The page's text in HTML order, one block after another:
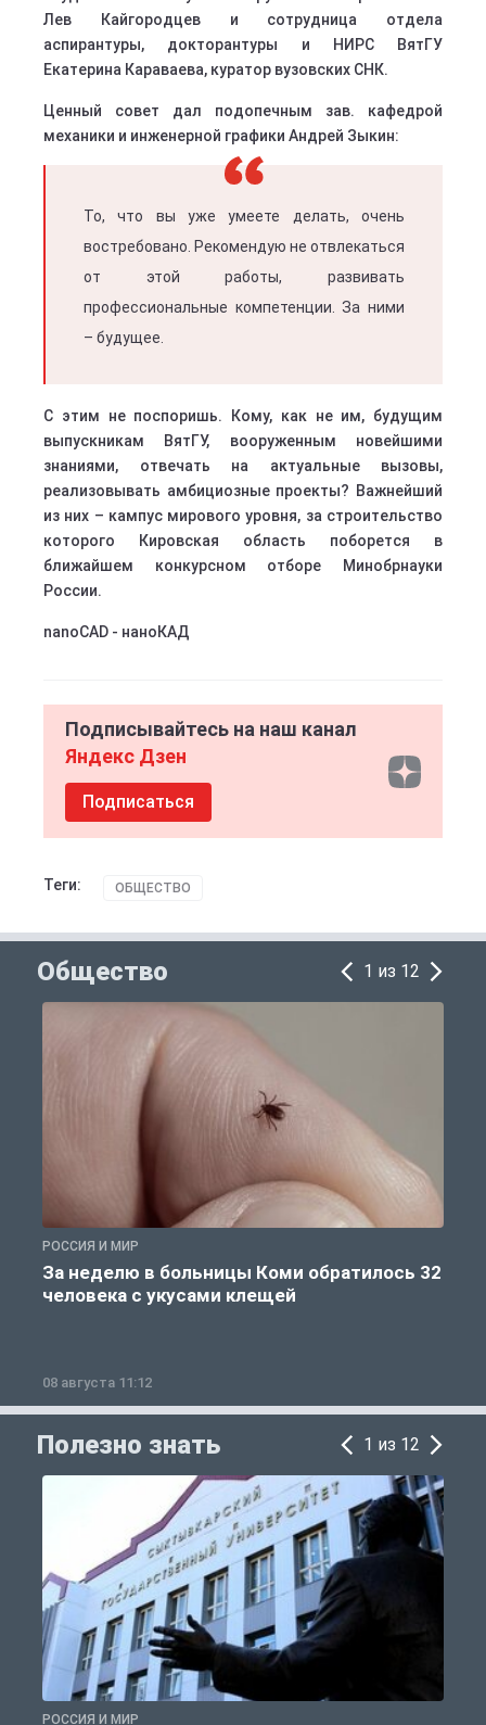
Лев Кайгородцев и сотрудница отдела
аспирантуры, докторантуры и НИРС ВятГУ
Екатерина Караваева, куратор вузовских СНК.
Ценный совет дал подопечным зав. кафедрой
механики и инженерной графики Андрей Зыкин:
То, что вы уже умеете делать, очень
востребовано. Рекомендую не отвлекаться
от этой работы, развивать
профессиональные компетенции. За ними
– будущее.
С этим не поспоришь. Кому, как не им, будущим
выпускникам ВятГУ, вооруженным новейшими
знаниями, отвечать на актуальные вызовы,
реализовывать амбициозные проекты? Важнейший
из них – кампус мирового уровня, за строительство
которого Кировская область поборется в
ближайшем конкурсном отборе Минобрнауки
России.
nanoCAD - наноКАД
Подписывайтесь на наш канал
Яндекс Дзен
Подписаться
Теги: ОБЩЕСТВО
Общество 1 из 12
РОССИЯ И МИР
За неделю в больницы Коми обратилось 32
человека с укусами клещей
08 августа 11:12
Полезно знать 1 из 12
РОССИЯ И МИР